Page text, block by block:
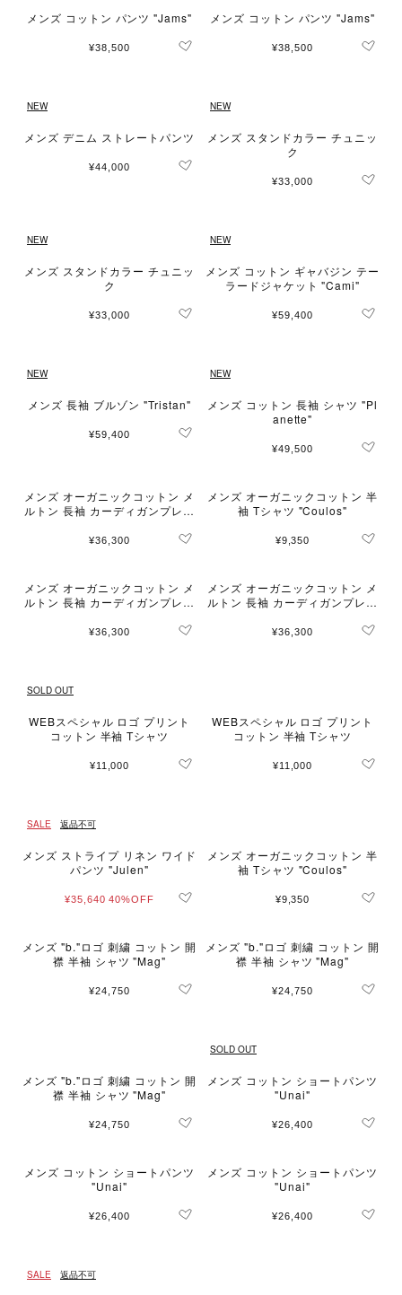
メンズ コットン パンツ "Jams"
¥38,500
メンズ コットン パンツ "Jams"
¥38,500
NEW
メンズ デニム ストレートパンツ
¥44,000
NEW
メンズ スタンドカラー チュニッ
ク
¥33,000
NEW
メンズ スタンドカラー チュニッ
ク
¥33,000
NEW
メンズ コットン ギャバジン テー
ラードジャケット "Cami"
¥59,400
NEW
メンズ 長袖 ブルゾン "Tristan"
¥59,400
NEW
メンズ コットン 長袖 シャツ "Pl
anette"
¥49,500
メンズ オーガニックコットン メ
ルトン 長袖 カーディガンプレッ
¥36,300
メンズ オーガニックコットン 半
袖 Tシャツ "Coulos"
¥9,350
メンズ オーガニックコットン メ
ルトン 長袖 カーディガンプレッ
¥36,300
メンズ オーガニックコットン メ
ルトン 長袖 カーディガンプレッ
¥36,300
SOLD OUT
WEBスペシャル ロゴ プリント
コットン 半袖 Tシャツ
¥11,000
WEBスペシャル ロゴ プリント
コットン 半袖 Tシャツ
¥11,000
SALE 返品不可
メンズ ストライプ リネン ワイド
パンツ "Julen"
¥35,640 40%OFF
メンズ オーガニックコットン 半
袖 Tシャツ "Coulos"
¥9,350
メンズ "b."ロゴ 刺繍 コットン 開
襟 半袖 シャツ "Mag"
¥24,750
メンズ "b."ロゴ 刺繍 コットン 開
襟 半袖 シャツ "Mag"
¥24,750
メンズ "b."ロゴ 刺繍 コットン 開
襟 半袖 シャツ "Mag"
¥24,750
SOLD OUT
メンズ コットン ショートパンツ
"Unai"
¥26,400
メンズ コットン ショートパンツ
"Unai"
¥26,400
メンズ コットン ショートパンツ
"Unai"
¥26,400
SALE 返品不可